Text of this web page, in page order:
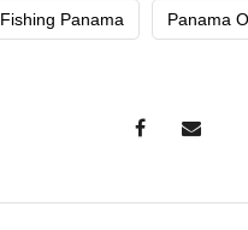
Fishing Panama Panama